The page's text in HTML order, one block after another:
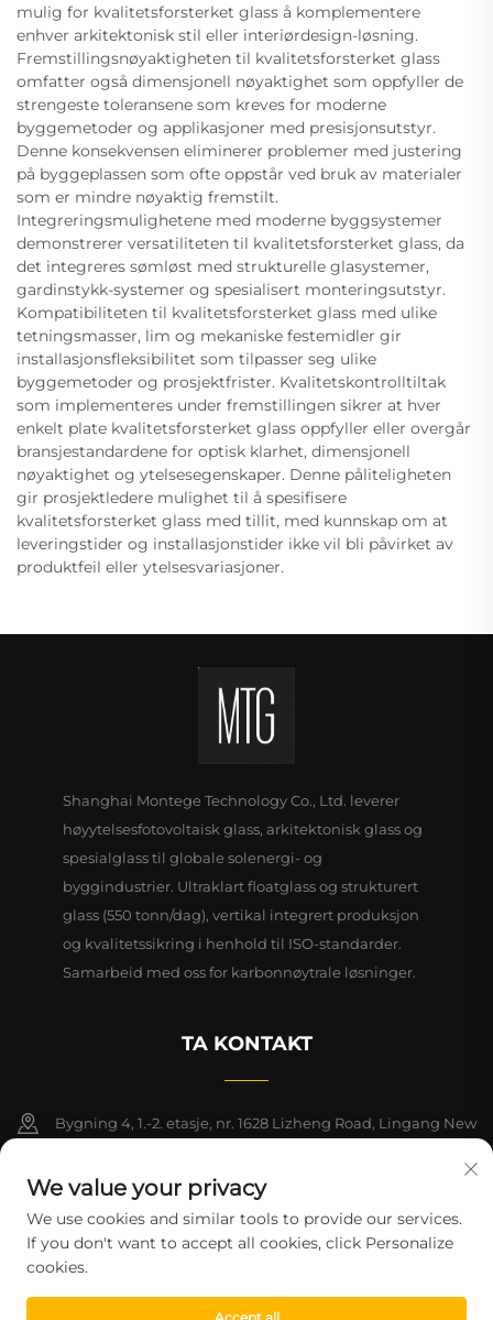
mulig for kvalitetsforsterket glass å komplementere
enhver arkitektonisk stil eller interiørdesign-løsning.
Fremstillingsnøyaktigheten til kvalitetsforsterket glass
omfatter også dimensjonell nøyaktighet som oppfyller de
strengeste toleransene som kreves for moderne
byggemetoder og applikasjoner med presisjonsutstyr.
Denne konsekvensen eliminerer problemer med justering
på byggeplassen som ofte oppstår ved bruk av materialer
som er mindre nøyaktig fremstilt.
Integreringsmulighetene med moderne byggsystemer
demonstrerer versatiliteten til kvalitetsforsterket glass, da
det integreres sømløst med strukturelle glasystemer,
gardinstykk-systemer og spesialisert monteringsutstyr.
Kompatibiliteten til kvalitetsforsterket glass med ulike
tetningsmasser, lim og mekaniske festemidler gir
installasjonsfleksibilitet som tilpasser seg ulike
byggemetoder og prosjektfrister. Kvalitetskontrolltiltak
som implementeres under fremstillingen sikrer at hver
enkelt plate kvalitetsforsterket glass oppfyller eller overgår
bransjestandardene for optisk klarhet, dimensjonell
nøyaktighet og ytelsesegenskaper. Denne påliteligheten
gir prosjektledere mulighet til å spesifisere
kvalitetsforsterket glass med tillit, med kunnskap om at
leveringstider og installasjonstider ikke vil bli påvirket av
produktfeil eller ytelsesvariasjoner.
Shanghai Montege Technology Co., Ltd. leverer
høyytelsesfotovoltaisk glass, arkitektonisk glass og
spesialglass til globale solenergi- og
byggindustrier. Ultraklart floatglass og strukturert
glass (550 tonn/dag), vertikal integrert produksjon
og kvalitetssikring i henhold til ISO-standarder.
Samarbeid med oss for karbonnøytrale løsninger.
TA KONTAKT
Bygning 4, 1.-2. etasje, nr. 1628 Lizheng Road, Lingang New
+86-15124919712
[email protected]
We value your privacy
We use cookies and similar tools to provide our services.
If you don't want to accept all cookies, click Personalize
cookies.